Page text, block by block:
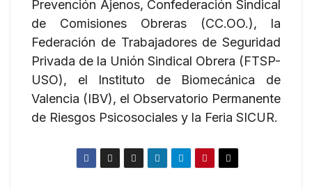
Prevención Ajenos, Confederación Sindical
de Comisiones Obreras (CC.OO.), la
Federación de Trabajadores de Seguridad
Privada de la Unión Sindical Obrera (FTSP-
USO), el Instituto de Biomecánica de
Valencia (IBV), el Observatorio Permanente
de Riesgos Psicosociales y la Feria SICUR.